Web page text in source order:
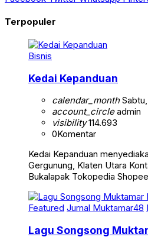
Terpopuler
Bisnis
Kedai Kepanduan
calendar_monthSabtu,
account_circleadmin
visibility114.693
0Komentar
Kedai Kepanduan
Gergunung, Klaten Utara
Bukalapak Tokopedia
Featured Jurnal Muktamar48
Lagu Songsong